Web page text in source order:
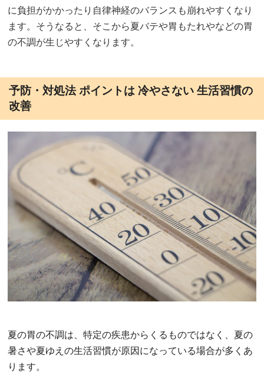
に負担がかかったり自律神経のバランスも崩れやすくなり
ます。そうなると、そこから夏バテや胃もたれやなどの胃
の不調が生じやすくなります。
予防・対処法 ポイントは 冷やさない 生活習慣の
改善
夏の胃の不調は、特定の疾患からくるものではなく、夏の
暑さや夏ゆえの生活習慣が原因になっている場合が多くあ
ります。